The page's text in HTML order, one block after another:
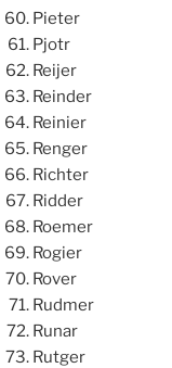
Pieter
Pjotr
Reijer
Reinder
Reinier
Renger
Richter
Ridder
Roemer
Rogier
Rover
Rudmer
Runar
Rutger